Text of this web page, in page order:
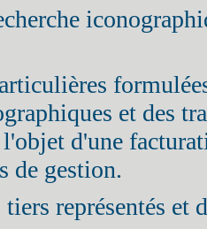
et des
d'une
de gestion.
représentés et